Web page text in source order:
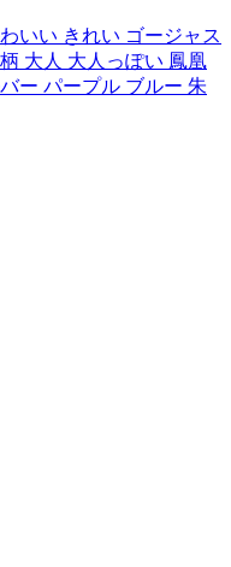
いい きれい ゴージャス
大人 大人っぽい 鳳凰
ー パープル ブルー 朱